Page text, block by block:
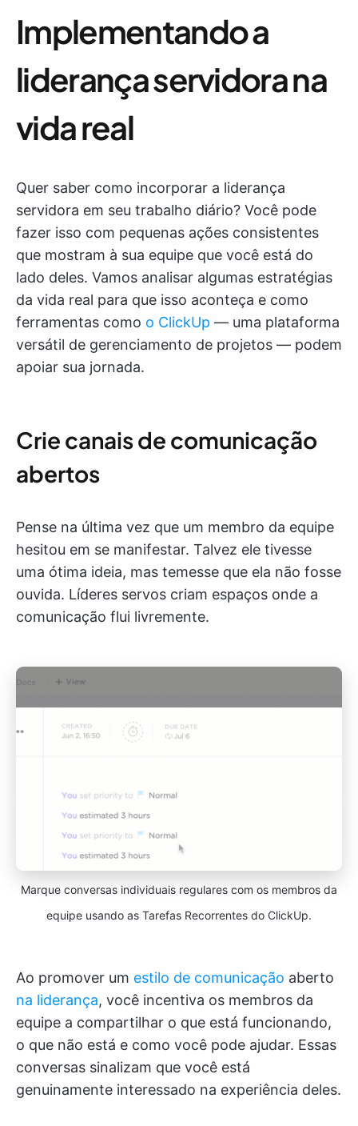
Implementando a
liderança servidora na
vida real
Quer saber como incorporar a liderança
servidora em seu trabalho diário? Você pode
fazer isso com pequenas ações consistentes
que mostram à sua equipe que você está do
lado deles. Vamos analisar algumas estratégias
da vida real para que isso aconteça e como
ferramentas como o ClickUp — uma plataforma
versátil de gerenciamento de projetos — podem
apoiar sua jornada.
Crie canais de comunicação
abertos
Pense na última vez que um membro da equipe
hesitou em se manifestar. Talvez ele tivesse
uma ótima ideia, mas temesse que ela não fosse
ouvida. Líderes servos criam espaços onde a
comunicação flui livremente.
Marque conversas individuais regulares com os membros da
equipe usando as Tarefas Recorrentes do ClickUp.
Ao promover um estilo de comunicação aberto
na liderança, você incentiva os membros da
equipe a compartilhar o que está funcionando,
o que não está e como você pode ajudar. Essas
conversas sinalizam que você está
genuinamente interessado na experiência deles.